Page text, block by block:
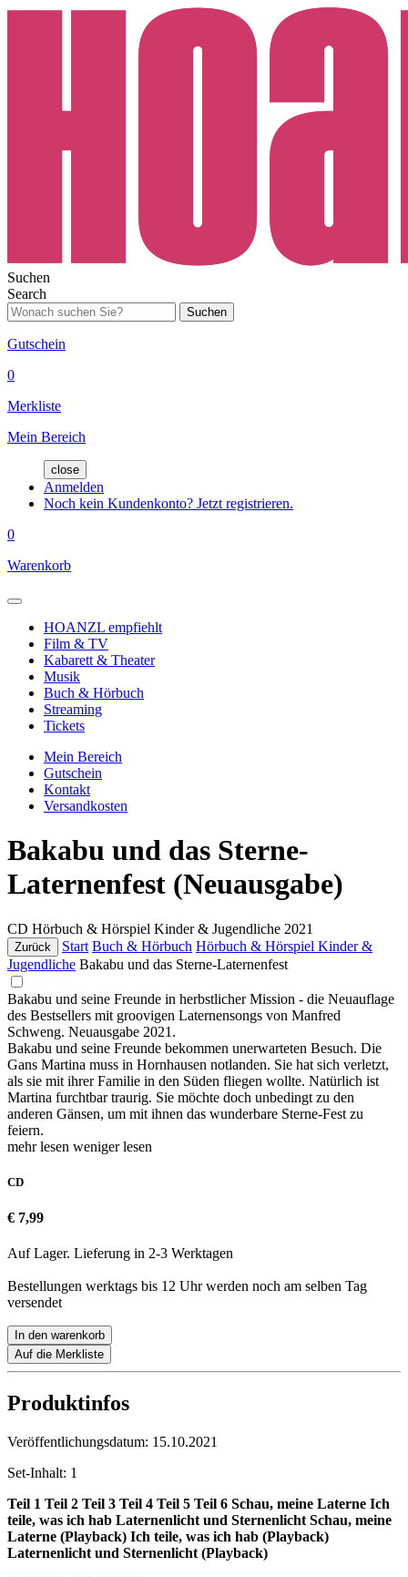
Suchen
Search
Suchen
Gutschein
0
Merkliste
Mein Bereich
close
Anmelden
Noch kein Kundenkonto? Jetzt registrieren.
0
Warenkorb
HOANZL empfiehlt
Film & TV
Kabarett & Theater
Musik
Buch & Hörbuch
Streaming
Tickets
Mein Bereich
Gutschein
Kontakt
Versandkosten
Bakabu und das Sterne-
Laternenfest (Neuausgabe)
CD Hörbuch & Hörspiel Kinder & Jugendliche 2021
Zurück Start Buch & Hörbuch Hörbuch & Hörspiel Kinder &
Jugendliche Bakabu und das Sterne-Laternenfest
Bakabu und seine Freunde in herbstlicher Mission - die Neuauflage
des Bestsellers mit groovigen Laternensongs von Manfred
Schweng. Neuausgabe 2021.
Bakabu und seine Freunde bekommen unerwarteten Besuch. Die
Gans Martina muss in Hornhausen notlanden. Sie hat sich verletzt,
als sie mit ihrer Familie in den Süden fliegen wollte. Natürlich ist
Martina furchtbar traurig. Sie möchte doch unbedingt zu den
anderen Gänsen, um mit ihnen das wunderbare Sterne-Fest zu
feiern.
mehr lesen weniger lesen
CD
€ 7,99
Auf Lager. Lieferung in 2-3 Werktagen
Bestellungen werktags bis 12 Uhr werden noch am selben Tag
versendet
In den warenkorb
Auf die Merkliste
Produktinfos
Veröffentlichungsdatum: 15.10.2021
Set-Inhalt: 1
Teil 1 Teil 2 Teil 3 Teil 4 Teil 5 Teil 6 Schau, meine Laterne Ich
teile, was ich hab Laternenlicht und Sternenlicht Schau, meine
Laterne (Playback) Ich teile, was ich hab (Playback)
Laternenlicht und Sternenlicht (Playback)